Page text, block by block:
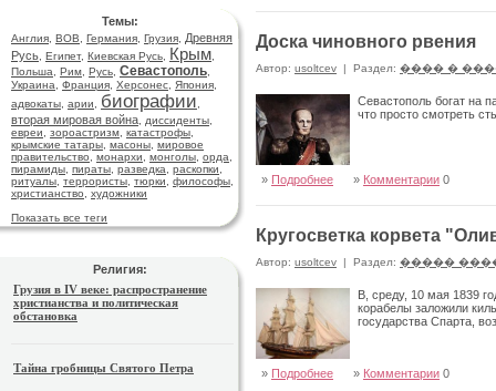
Темы:
Англия ВОВ Германия Грузия
Древняя
Русь Египет, Киевская Русь Крым
Польша
Рим Русь Севастополь
Украина
Франция Херсонес Япония
адвокаты арии биографии
вторая мировая война диссиденты
евреи
зороастризм катастрофы
крымские татары масоны мировое
правительство
монархи монголы орда
пирамиды пираты разведка раскопки
ритуалы террористы тюрки философы
христианство
художники
Показать все теги
Религия:
Грузия в IV веке: распространение
христианства и политическая
обстановка
Тайна гробницы Святого Петра
Доска чиновного рвения
Автор: usoltcev | Раздел: ���� �
Севастополь богат на
что просто смотреть
» Подробнее » Комментарии 0
Кругосветка корвета
Автор: usoltcev | Раздел: �����
В, среду, 10 мая 1839
корабелы заложили
государства Спарта,
» Подробнее » Комментарии 0